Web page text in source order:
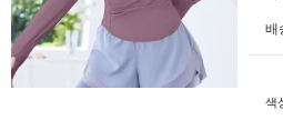
배
색